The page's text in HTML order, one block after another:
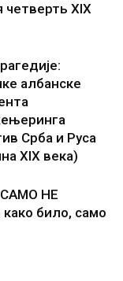
четверть XIX
албанске
Срба и Руса
XIX века)
НЕ
било, само